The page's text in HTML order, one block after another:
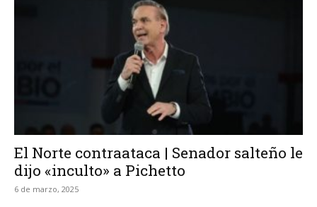
El Norte contraataca | Senador salteño le
dijo «inculto» a Pichetto
6 de marzo, 2025